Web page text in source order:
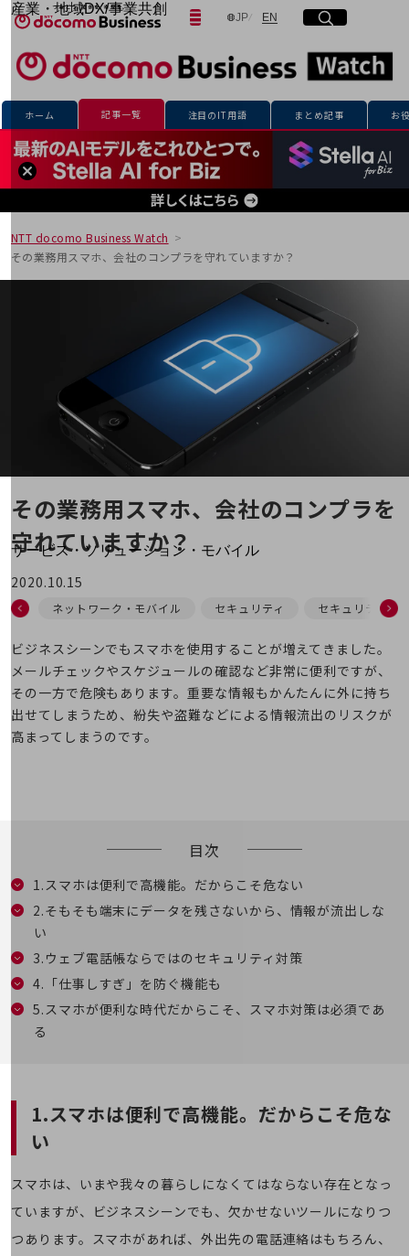
産業・地域DX/事業共創
OPEN HUB for Plural Futures
自律・分散・協調型社会の実現を目指し、
「社会可能性」を探究・実装する事業共創エコシステムです。
OPEN HUB for Plural Futuresとは
イベント/ウェビナー
記事コンテンツ
プレイヤー(カタリスト/パートナー企業)
事例
Smart World
産業・地域DXプラットフォーマーとして
企業と地域が持続成長する社会を目指します
Smart City
Smart Education
Smart Healthcare
地域の取り組み
地域社会を支える皆さまと地域課題の解決や
地域経済のさらなる活性化に取り組みます
自治体・地域社会との共創
LGPF(Local Government Platform)
別ウィンドウで開きます
サービス・ソリューション・モバイル
DXに関する課題を解決する
サービス・ソリューションをご紹介
カテゴリーで探すTOP
ネットワーク・モバイル
クラウド・データセンター
AI
データ利活用
運用管理
業務支援・マーケティング
災害対策・BCP
コミュニケーション・情報共有
職場環境整備
JP日本語
ENEnglish
サイト内検索
開く
メニュー
開く
フリーワードを入力して探す
フリーワードでNTTドコモビジネスの
検索する
ホーム 記事一覧 注目のIT用語 まとめ記事 お
NTT docomo Business Watch
その業務用スマホ、会社のコンプラを守れていますか？
その業務用スマホ、会社のコンプラを
守れていますか？
2020.10.15
ネットワーク・モバイル セキュリティ セキュリティ対
ビジネスシーンでもスマホを使用することが増えてきました。
メールチェックやスケジュールの確認など非常に便利ですが、
その一方で危険もあります。重要な情報もかんたんに外に持ち
出せてしまうため、紛失や盗難などによる情報流出のリスクが
高まってしまうのです。
目次
1.スマホは便利で高機能。だからこそ危ない
2.そもそも端末にデータを残さないから、情報が流出しな
い
3.ウェブ電話帳ならではのセキュリティ対策
4.「仕事しすぎ」を防ぐ機能も
5.スマホが便利な時代だからこそ、スマホ対策は必須であ
る
1.スマホは便利で高機能。だからこそ危な
い
スマホは、いまや我々の暮らしになくてはならない存在となっ
ていますが、ビジネスシーンでも、欠かせないツールになりつ
つあります。スマホがあれば、外出先の電話連絡はもちろん、